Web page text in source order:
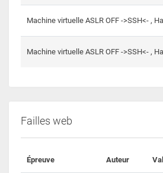
Machine virtuelle ASLR OFF ->SSH<- ,
Machine virtuelle ASLR OFF ->SSH<- ,
Failles web
Épreuve Auteur